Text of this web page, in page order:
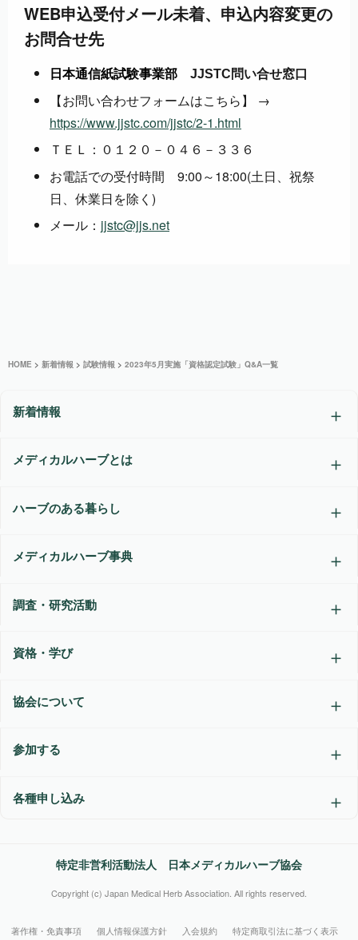
WEB申込受付メール未着、申込内容変更の
お問合せ先
日本通信紙試験事業部 JJSTC問い合せ窓口
【お問い合わせフォームはこちら】 →
https://www.jjstc.com/jjstc/2-1.html
ＴＥＬ：０１２０－０４６－３３６
お電話での受付時間 9:00～18:00(土日、祝祭
日、休業日を除く)
メール： jjstc@jjs.net
HOME > 新着情報 > 試験情報 > 2023年5月実施「資格認定試験」Q&A一覧
新着情報
メディカルハーブとは
ハーブのある暮らし
メディカルハーブ事典
調査・研究活動
資格・学び
協会について
参加する
各種申し込み
特定非営利活動法人 日本メディカルハーブ協会
Copyright (c) Japan Medical Herb Association. All rights reserved.
著作権・免責事項 個人情報保護方針 入会規約 特定商取引法に基づく表示